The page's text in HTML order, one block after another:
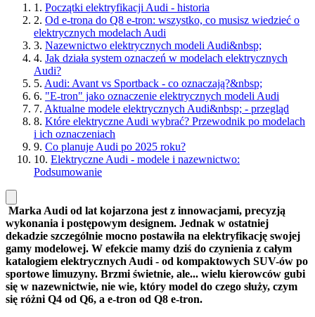
1. Początki elektryfikacji Audi - historia
2. Od e-trona do Q8 e-tron: wszystko, co musisz wiedzieć o
elektrycznych modelach Audi
3. Nazewnictwo elektrycznych modeli Audi&nbsp;
4. Jak działa system oznaczeń w modelach elektrycznych
Audi?
5. Audi: Avant vs Sportback - co oznaczają?&nbsp;
6. "E-tron" jako oznaczenie elektrycznych modeli Audi
7. Aktualne modele elektrycznych Audi&nbsp; - przegląd
8. Które elektryczne Audi wybrać? Przewodnik po modelach
i ich oznaczeniach
9. Co planuje Audi po 2025 roku?
10. Elektryczne Audi - modele i nazewnictwo:
Podsumowanie
Marka Audi od lat kojarzona jest z innowacjami, precyzją
wykonania i postępowym designem. Jednak w ostatniej
dekadzie szczególnie mocno postawiła na elektryfikację swojej
gamy modelowej. W efekcie mamy dziś do czynienia z całym
katalogiem elektrycznych Audi - od kompaktowych SUV-ów po
sportowe limuzyny. Brzmi świetnie, ale... wielu kierowców gubi
się w nazewnictwie, nie wie, który model do czego służy, czym
się różni Q4 od Q6, a e-tron od Q8 e-tron.